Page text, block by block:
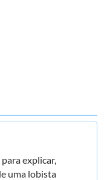
explicar,
uma lobista